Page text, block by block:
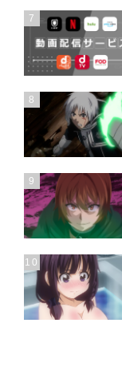
7
8
9
10